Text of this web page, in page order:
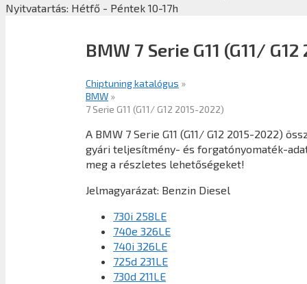
Nyitvatartás: Hétfő - Péntek 10-17h
BMW 7 Serie G11 (G11/
Chiptuning katalógus »
BMW »
7 Serie G11 (G11/ G12 2015-2022)
A BMW 7 Serie G11 (G11/ G12 2015-2022)
gyári teljesítmény- és forgatónyomaték-
meg a részletes lehetőségeket!
Jelmagyarázat: Benzin Diesel
730i 258LE
740e 326LE
740i 326LE
725d 231LE
730d 211LE